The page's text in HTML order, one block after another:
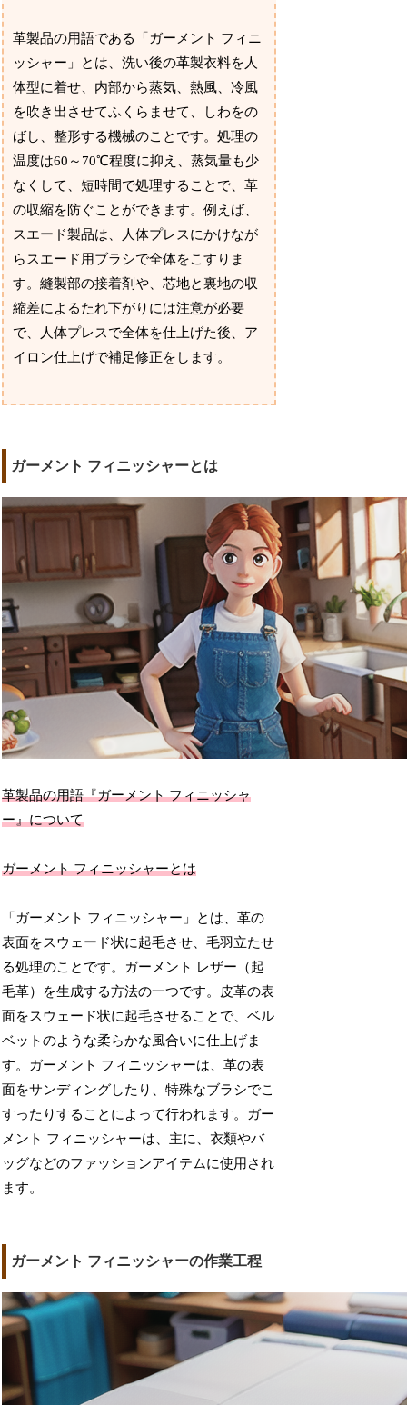
革製品の用語である「ガーメント フィニ
ッシャー」とは、洗い後の革製衣料を人
体型に着せ、内部から蒸気、熱風、冷風
を吹き出させてふくらませて、しわをの
ばし、整形する機械のことです。処理の
温度は60～70℃程度に抑え、蒸気量も少
なくして、短時間で処理することで、革
の収縮を防ぐことができます。例えば、
スエード製品は、人体プレスにかけなが
らスエード用ブラシで全体をこすりま
す。縫製部の接着剤や、芯地と裏地の収
縮差によるたれ下がりには注意が必要
で、人体プレスで全体を仕上げた後、ア
イロン仕上げで補足修正をします。
ガーメント フィニッシャーとは
革製品の用語『ガーメント フィニッシャ
ー』について
ガーメント フィニッシャーとは
「ガーメント フィニッシャー」とは、革の
表面をスウェード状に起毛させ、毛羽立たせ
る処理のことです。ガーメント レザー（起
毛革）を生成する方法の一つです。皮革の表
面をスウェード状に起毛させることで、ベル
ベットのような柔らかな風合いに仕上げま
す。ガーメント フィニッシャーは、革の表
面をサンディングしたり、特殊なブラシでこ
すったりすることによって行われます。ガー
メント フィニッシャーは、主に、衣類やバ
ッグなどのファッションアイテムに使用され
ます。
ガーメント フィニッシャーの作業工程